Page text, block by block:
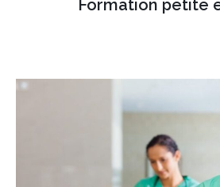
Formation petite